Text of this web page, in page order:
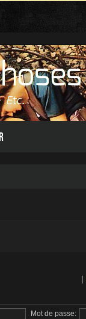
Mot de passe: